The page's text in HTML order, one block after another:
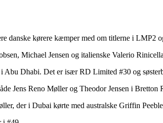
danske kørere kæmper med om titlerne i LMP2
Michael Jensen og italienske Valerio
Abu Dhabi. Det er især RD Limited #30 og
Jens Reno Møller og Theodor Jensen i
der i Dubai kørte med australske Griffin